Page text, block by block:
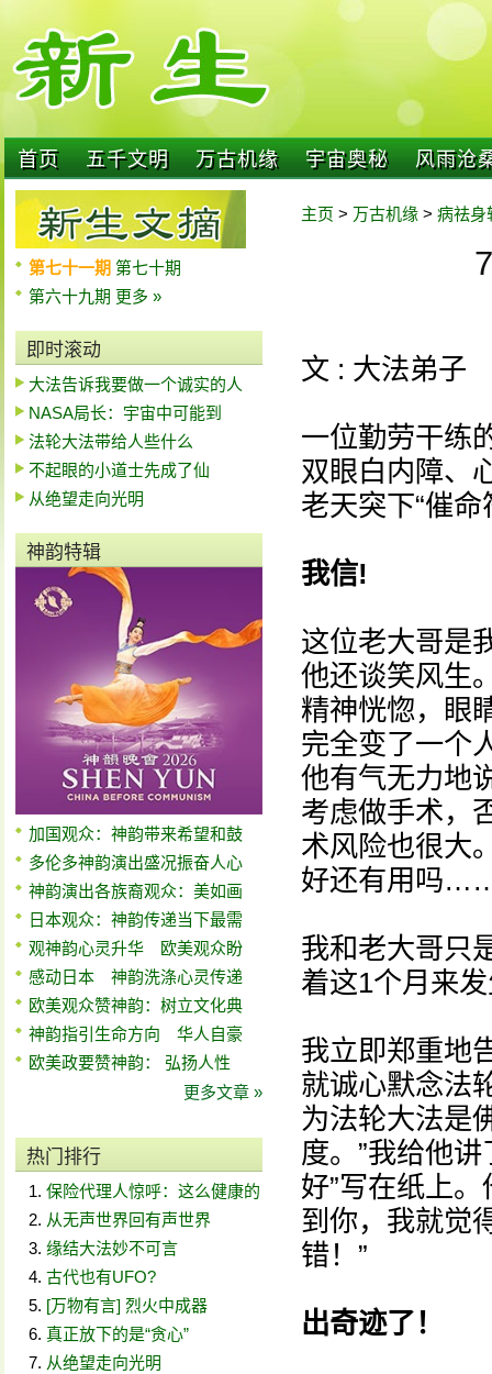
首页 五千文明 万古机缘 宇宙奥秘 风雨沧
第七十一期 第七十期
第六十九期 更多 »
即时滚动
大法告诉我要做一个诚实的人
NASA局长：宇宙中可能到
法轮大法带给人些什么
不起眼的小道士先成了仙
从绝望走向光明
神韵特辑
加国观众：神韵带来希望和鼓
多伦多神韵演出盛况振奋人心
神韵演出各族裔观众：美如画
日本观众：神韵传递当下最需
观神韵心灵升华 欧美观众盼
感动日本 神韵洗涤心灵传递
欧美观众赞神韵：树立文化典
神韵指引生命方向 华人自豪
欧美政要赞神韵： 弘扬人性
更多文章 »
热门排行
保险代理人惊呼：这么健康的
从无声世界回有声世界
缘结大法妙不可言
古代也有UFO?
[万物有言] 烈火中成器
真正放下的是“贪心”
从绝望走向光明
主页 > 万古机缘 > 病祛身
文 : 大法弟子
一位勤劳干练
双眼白内障、
老天突下“催
我信!
这位老大哥是
他还谈笑风生
精神恍惚，眼
完全变了一个
他有气无力地
考虑做手术，
术风险也很大
好还有用吗
我和老大哥只
着这1个月来
我立即郑重地
就诚心默念法
为法轮大法是
度。”我给他
好”写在纸上
到你，我就觉
错！”
出奇迹了！